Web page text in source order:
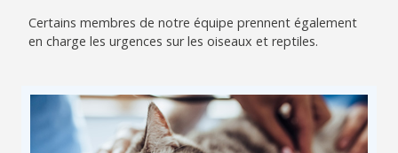
Certains membres de notre équipe prennent également
en charge les urgences sur les oiseaux et reptiles.